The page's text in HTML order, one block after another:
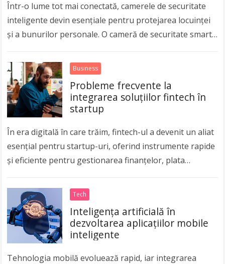
Într-o lume tot mai conectată, camerele de securitate
inteligente devin esențiale pentru protejarea locuinței
și a bunurilor personale. O cameră de securitate smart
Read more
Business
Probleme frecvente la
integrarea soluțiilor fintech în
startup
În era digitală în care trăim, fintech-ul a devenit un aliat
esențial pentru startup-uri, oferind instrumente rapide
și eficiente pentru gestionarea finanțelor, plata
integrarea…Read more
Tech
Inteligența artificială în
dezvoltarea aplicațiilor mobile
inteligente
Tehnologia mobilă evoluează rapid, iar integrarea